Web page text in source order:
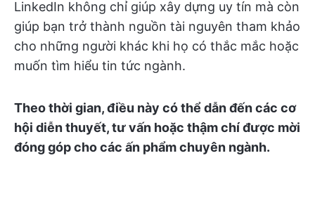
LinkedIn không chỉ giúp xây dựng uy tín mà còn
giúp bạn trở thành nguồn tài nguyên tham khảo
cho những người khác khi họ có thắc mắc hoặc
muốn tìm hiểu tin tức ngành.
Theo thời gian, điều này có thể dẫn đến các cơ
hội diễn thuyết, tư vấn hoặc thậm chí được mời
đóng góp cho các ấn phẩm chuyên ngành.